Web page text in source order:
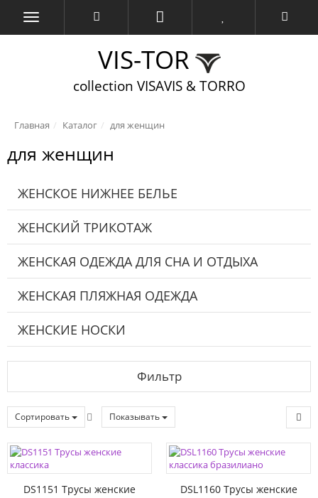
VIS-TOR
collection VISAVIS & TORRO
Главная Каталог для женщин
для женщин
ЖЕНСКОЕ НИЖНЕЕ БЕЛЬЕ
ЖЕНСКИЙ ТРИКОТАЖ
ЖЕНСКАЯ ОДЕЖДА ДЛЯ СНА И ОТДЫХА
ЖЕНСКАЯ ПЛЯЖНАЯ ОДЕЖДА
ЖЕНСКИЕ НОСКИ
Фильтр
Сортировать Показывать
DS1151 Трусы женские
DSL1160 Трусы женские